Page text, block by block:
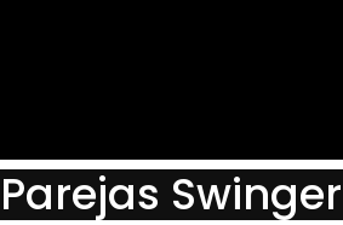
Parejas Swinger